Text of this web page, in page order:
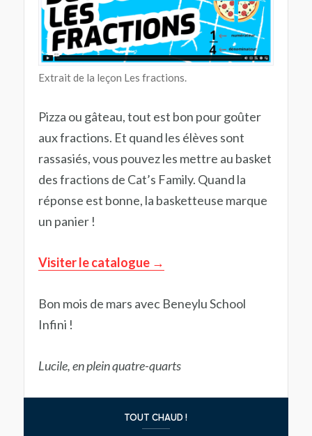
Extrait de la leçon Les fractions.
Pizza ou gâteau, tout est bon pour goûter
aux fractions. Et quand les élèves sont
rassasiés, vous pouvez les mettre au basket
des fractions de Cat’s Family. Quand la
réponse est bonne, la basketteuse marque
un panier !
Visiter le catalogue
Bon mois de mars avec Beneylu School
Infini !
Lucile, en plein quatre-quarts
TOUT CHAUD !